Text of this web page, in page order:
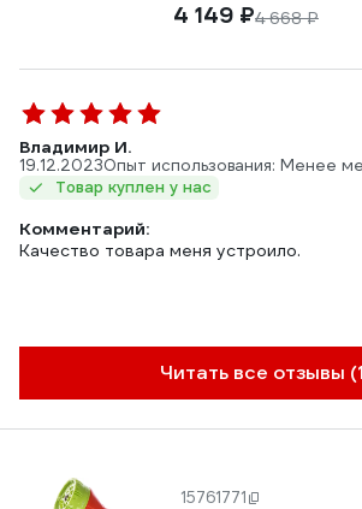
4 149 ₽4 668 ₽
Владимир И.
19.12.2023Опыт использования: Менее
Товар куплен у нас
Комментарий:
Качество товара меня устроило.
Читать все отзывы
15761771